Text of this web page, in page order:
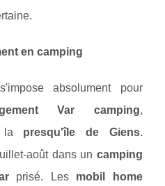
en camping
absolument pour
Var camping,
la presqu'île de Giens.
août dans un camping
prisé. Les mobil home